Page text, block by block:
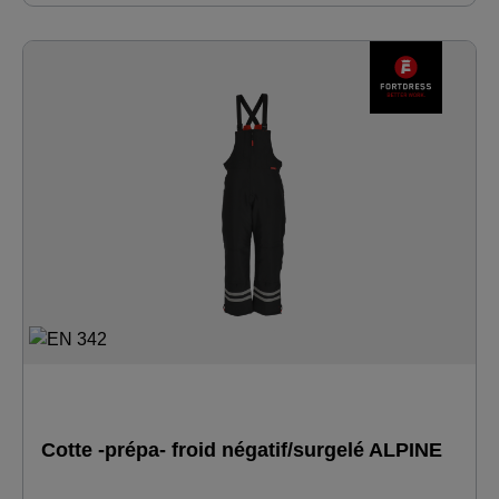
à glissière · poches latérales fermées par une fermeture à
niveau des poches · cordon élastique dans l'ourlet pour le
resserrer · poignets tricotés ajustés à l'extrémité des
manches · passepoil réfléchissant dans les coutures de
Cotte -prépa- froid négatif/surgelé ALPINE